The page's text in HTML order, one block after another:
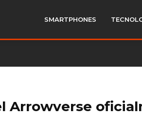
SMARTPHONES
Arrowverse